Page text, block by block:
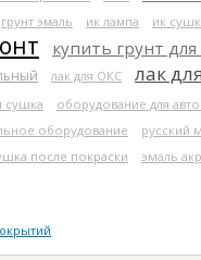
грунт эмаль ик лампа ик
купить грунт для
лак для ОКС лак
сушка оборудование для
оборудование русский
после покраски эмаль